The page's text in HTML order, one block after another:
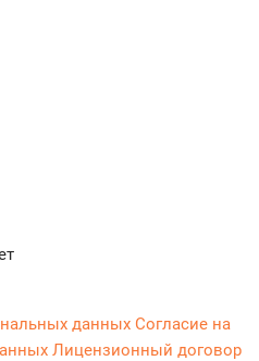
данных Согласие на
Лицензионный договор